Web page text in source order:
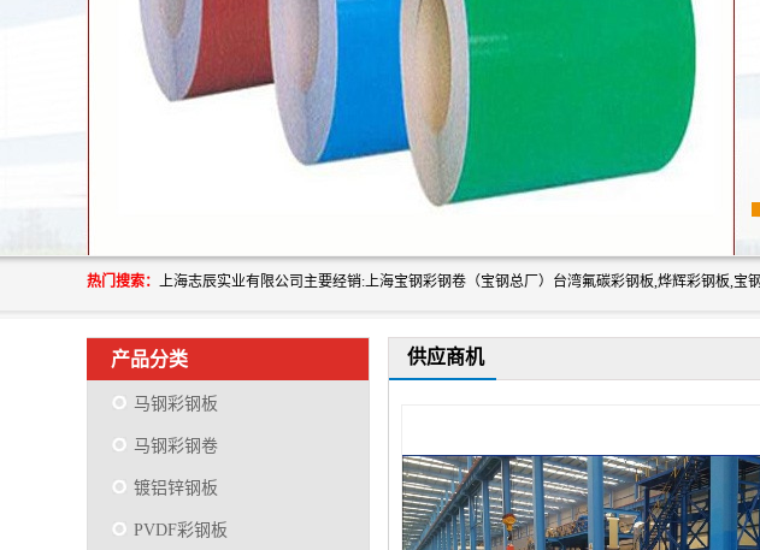
热门搜索：
产品分类
马钢彩钢板
马钢彩钢卷
镀铝锌钢板
PVDF彩钢板
供应商机